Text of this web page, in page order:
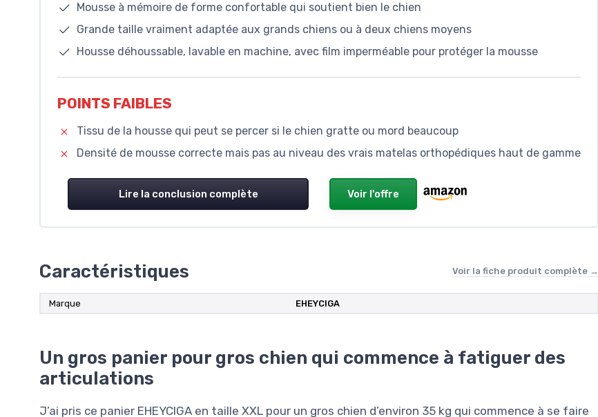
Mousse à mémoire de forme confortable qui soutient bien le chien
Grande taille vraiment adaptée aux grands chiens ou à deux chiens moyens
Housse déhoussable, lavable en machine, avec film imperméable pour protéger la mousse
POINTS FAIBLES
Tissu de la housse qui peut se percer si le chien gratte ou mord beaucoup
Densité de mousse correcte mais pas au niveau des vrais matelas orthopédiques haut de gamme
Lire la conclusion complète Voir l'offre
Caractéristiques Voir la fiche produit complète →
Marque EHEYCIGA
Un gros panier pour gros chien qui commence à fatiguer des
articulations
J’ai pris ce panier EHEYCIGA en taille XXL pour un gros chien d’environ 35 kg qui commence à se faire